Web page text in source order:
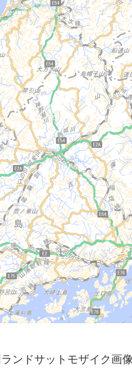
ンドサットモザイク画